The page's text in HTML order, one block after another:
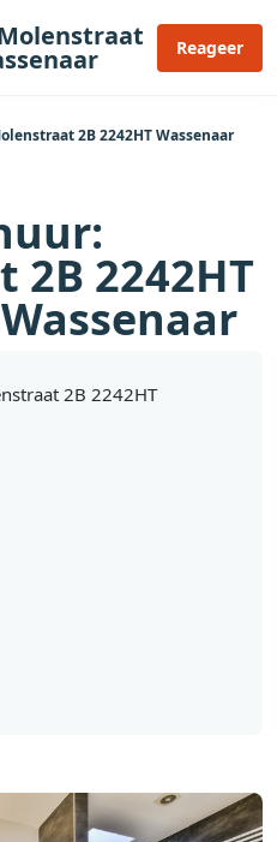
Reageer
2B 2242HT Wassenaar
2242HT
2B 2242HT